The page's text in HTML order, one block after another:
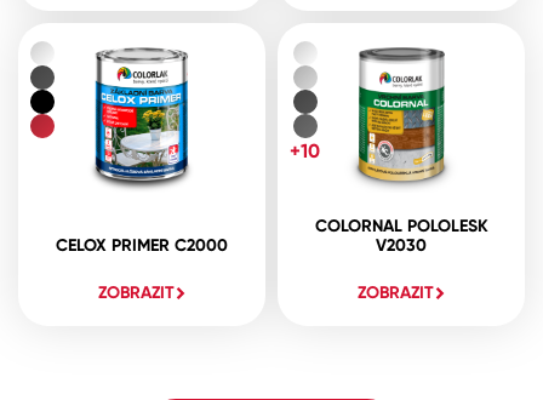
CELOX PRIMER C2000
ZOBRAZIT
COLORNAL POLOLESK
V2030
ZOBRAZIT
+10